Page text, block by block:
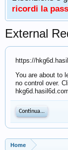
ricordi la
External
https://
You are about to
no control over.
Continua...
Home